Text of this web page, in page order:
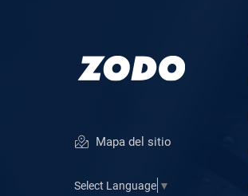
Mapa del sitio
Select Language ▼